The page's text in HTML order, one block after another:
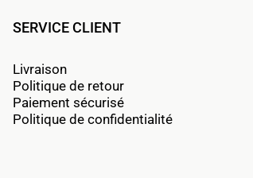
SERVICE CLIENT
Livraison
Politique de retour
Paiement sécurisé
Politique de confidentialité